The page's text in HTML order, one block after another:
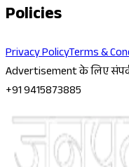
Policies
Privacy PolicyTerms &
Advertisement के लिए
+91 9415873885